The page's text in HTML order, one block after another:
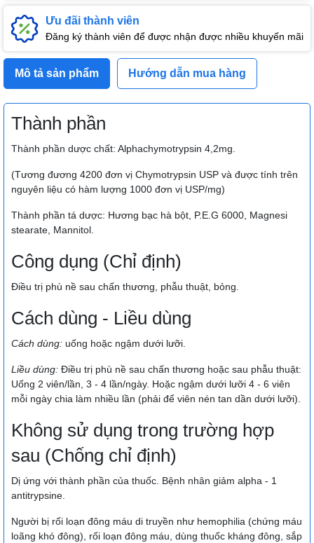
Ưu đãi thành viên
Đăng ký thành viên để được nhận được nhiều khuyến mãi
Mô tả sản phẩm Hướng dẫn mua hàng
Thành phần
Thành phần dược chất: Alphachymotrypsin 4,2mg.
(Tương đương 4200 đơn vị Chymotrypsin USP và được tính trên
nguyên liệu có hàm lượng 1000 đơn vị USP/mg)
Thành phần tá dược: Hương bạc hà bột, P.E.G 6000, Magnesi
stearate, Mannitol.
Công dụng (Chỉ định)
Điều trị phù nề sau chấn thương, phẫu thuật, bỏng.
Cách dùng - Liều dùng
Cách dùng: uống hoặc ngậm dưới lưỡi.
Liều dùng: Điều trị phù nề sau chấn thương hoặc sau phẫu thuật:
Uống 2 viên/lần, 3 - 4 lần/ngày. Hoặc ngậm dưới lưỡi 4 - 6 viên
mỗi ngày chia làm nhiều lần (phải để viên nén tan dần dưới lưỡi).
Không sử dụng trong trường hợp
sau (Chống chỉ định)
Dị ứng với thành phần của thuốc. Bệnh nhân giảm alpha - 1
antitrypsine.
Người bị rối loạn đông máu di truyền như hemophilia (chứng máu
loãng khó đông), rối loạn đông máu, dùng thuốc kháng đông, sắp